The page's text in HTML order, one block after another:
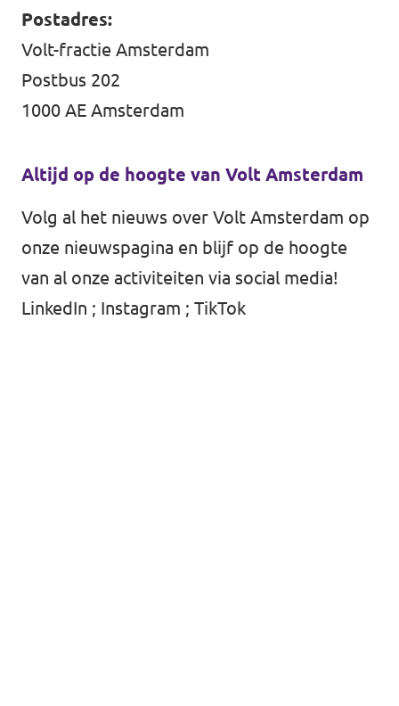
Contact
Postadres:
Volt-fractie Amsterdam
Postbus 202
1000 AE Amsterdam
Altijd op de hoogte van Volt Amsterdam
Volg al het nieuws over Volt Amsterdam op
onze nieuwspagina en blijf op de hoogte
van al onze activiteiten via social media!
LinkedIn ; Instagram ; TikTok